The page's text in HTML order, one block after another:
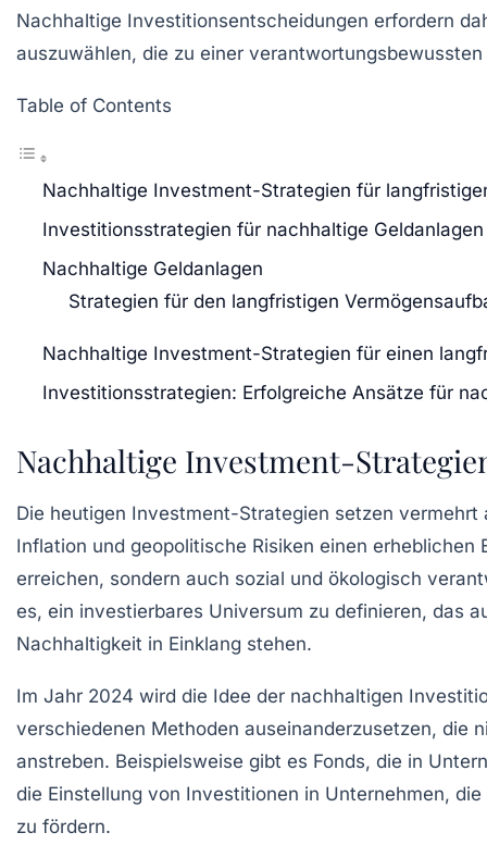
Nachhaltige Investitionsentscheidungen erfordern
auszuwählen, die zu einer
Table of Contents
Nachhaltige Investment-Strategien für
Investitionsstrategien für nachhaltige Geldanlagen
Nachhaltige Geldanlagen
Strategien für den langfristigen
Nachhaltige Investment-Strategien für einen
Investitionsstrategien: Erfolgreiche Ansätze für
Nachhaltige Investment-
Die heutigen Investment-Strategien setzen vermehrt
Inflation und geopolitische Risiken einen erheblichen
erreichen, sondern auch sozial und ökologisch
es, ein investierbares Universum zu definieren, das
Nachhaltigkeit in Einklang stehen.
Im Jahr 2024 wird die Idee der nachhaltigen
verschiedenen Methoden auseinanderzusetzen, die
anstreben. Beispielsweise gibt es Fonds, die in
die Einstellung von Investitionen in Unternehmen,
zu fördern.